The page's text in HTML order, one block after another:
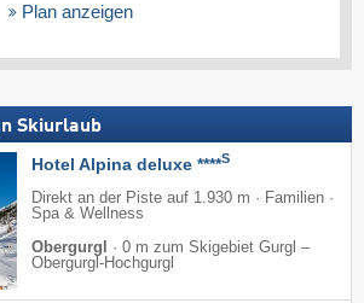
Plan anzeigen
Skiurlaub
Hotel Alpina deluxe ****S
Direkt an der Piste auf 1.930 m · Familien ·
Spa & Wellness
Obergurgl
· 0 m zum Skigebiet Gurgl –
Obergurgl-Hochgurgl